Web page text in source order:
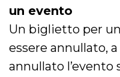
un evento
Un biglietto per
essere annullato,
annullato